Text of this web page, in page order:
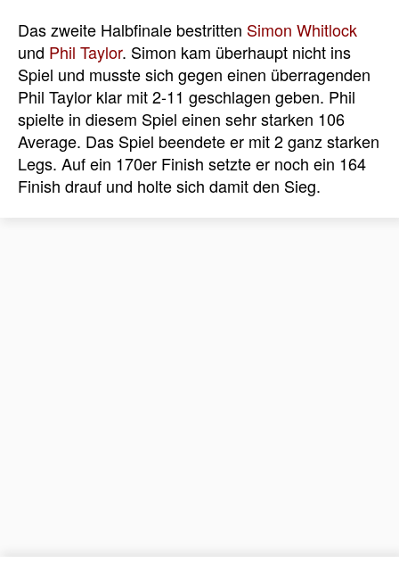
Das zweite Halbfinale bestritten Simon Whitlock
und Phil Taylor. Simon kam überhaupt nicht ins
Spiel und musste sich gegen einen überragenden
Phil Taylor klar mit 2-11 geschlagen geben. Phil
spielte in diesem Spiel einen sehr starken 106
Average. Das Spiel beendete er mit 2 ganz starken
Legs. Auf ein 170er Finish setzte er noch ein 164
Finish drauf und holte sich damit den Sieg.